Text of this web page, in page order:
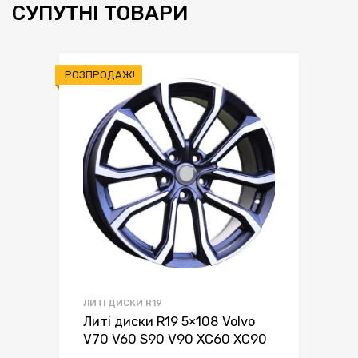
СУПУТНІ ТОВАРИ
РОЗПРОДАЖ!
ЛИТІ ДИСКИ R19
Литі диски R19 5×108 Volvo
V70 V60 S90 V90 XC60 XC90